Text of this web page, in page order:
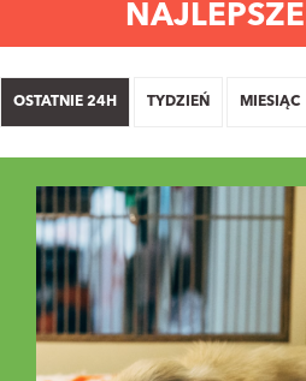
OSTATNIE 24H TYDZIEŃ MIESIĄC